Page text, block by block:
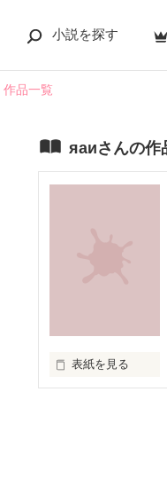
小説を探す
作品一覧
яаиさんの作
表紙を見る